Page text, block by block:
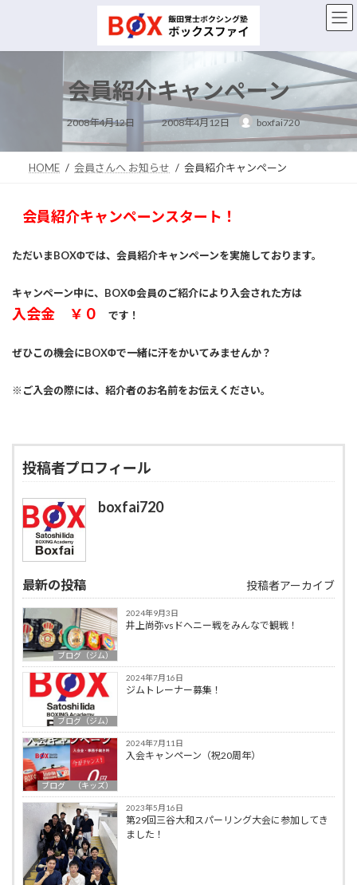
ン
プ
ー
動
会員紹介キャンペーン
2008年4月12日
終
新
日
時
:
2008年4月12日 boxfai720
HOME 会員さんへ お知らせ 会員紹介キャンペーン
会員紹介キャンペーンスタート！
ただいまBOXΦでは、会員紹介キャンペーンを実施しております。
キャンペーン中に、BOXΦ会員のご紹介により入会された方は
入会金 ￥０ です！
ぜひこの機会にBOXΦで一緒に汗をかいてみませんか？
※ご入会の際には、紹介者のお名前をお伝えください。
投稿者プロフィール
boxfai720
最新の投稿 投稿者アーカイブ
ブログ（ジム）
2024年9月3日
井上尚弥vsドヘニー戦をみんなで観戦！
ブログ（ジム）
2024年7月16日
ジムトレーナー募集！
ブログ （キッズ）
2024年7月11日
入会キャンペーン（祝20周年）
2023年5月16日
第29回三谷大和スパーリング大会に参加してき
ました！